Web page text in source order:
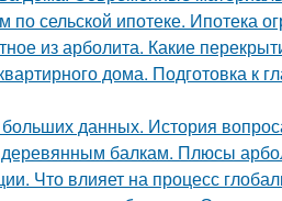
по сельской ипотеке. Ипотека
из арболита. Какие
дома. Подготовка к
данных. История
балкам. Плюсы
Что влияет на процесс